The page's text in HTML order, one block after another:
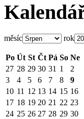
měsíc rok
Po Út St Čt Pá So Ne
27 28 29 30 31 1
2
3
4 5 6 7 8
9
10 11 12 13 14 15 16
17 18 19 20 21 22 23
24 25 26 27 28 29 30